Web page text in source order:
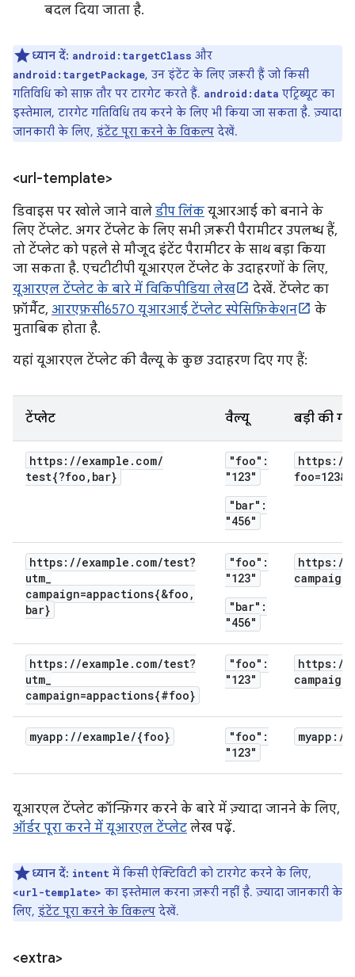
बदल दिया जाता है.
ध्यान दें: android:targetClass और
android:targetPackage, उन इंटेंट के लिए ज़रूरी हैं जो किसी
गतिविधि को साफ़ तौर पर टारगेट करते हैं. android:data एट्रिब्यूट का
इस्तेमाल, टारगेट गतिविधि तय करने के लिए भी किया जा सकता है. ज़्यादा
जानकारी के लिए, इंटेंट पूरा करने के विकल्प देखें.
<url-template>
डिवाइस पर खोले जाने वाले डीप लिंक यूआरआई को बनाने के
लिए टेंप्लेट. अगर टेंप्लेट के लिए सभी ज़रूरी पैरामीटर उपलब्ध हैं,
तो टेंप्लेट को पहले से मौजूद इंटेंट पैरामीटर के साथ बड़ा किया
जा सकता है. एचटीटीपी यूआरएल टेंप्लेट के उदाहरणों के लिए,
यूआरएल टेंप्लेट के बारे में विकिपीडिया लेख
देखें. टेंप्लेट का
फ़ॉर्मैट, आरएफ़सी6570 यूआरआई टेंप्लेट स्पेसिफ़िकेशन
के
मुताबिक होता है.
यहां यूआरएल टेंप्लेट की वैल्यू के कुछ उदाहरण दिए गए हैं:
टेंप्लेट वैल्यू बड़ी की
https: //example . com/
test{?foo , bar}
"foo":
"123"
"bar":
"456"
https: /
https: //example . com/test?
utm_
campaign=appactions{&foo ,
bar}
"foo":
"123"
"bar":
"456"
https: /
https: //example . com/test?
utm_
campaign=appactions{#foo}
"foo":
"123"
https: /
myapp: //example/{foo}
"foo":
"123"
myapp: /
यूआरएल टेंप्लेट कॉन्फ़िगर करने के बारे में ज़्यादा जानने के लिए,
ऑर्डर पूरा करने में यूआरएल टेंप्लेट लेख पढ़ें.
ध्यान दें: intent में किसी ऐक्टिविटी को टारगेट करने के लिए,
<url-template> का इस्तेमाल करना ज़रूरी नहीं है. ज़्यादा जानकारी के
लिए, इंटेंट पूरा करने के विकल्प देखें.
<extra>